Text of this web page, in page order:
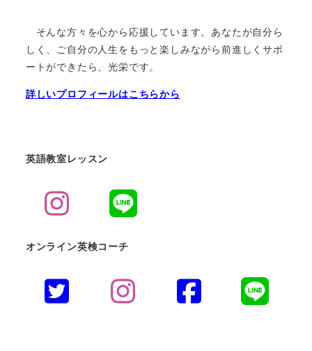
そんな方々を心から応援しています。あなたが自分ら
しく、ご自分の人生をもっと楽しみながら前進しくサポ
ートができたら、光栄です。
詳しいプロフィールはこちらから
英語教室レッスン
オンライン英検コーチ